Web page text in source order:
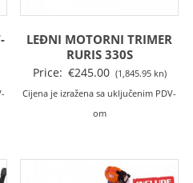
LEĐNI MOTORNI TRIMER
RURIS 330S
Price: €245.00 (1,845.95 kn)
Cijena je izražena sa uključenim PDV-
om